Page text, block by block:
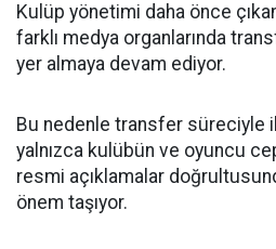
Kulüp yönetimi daha önce
farklı medya organlarında
yer almaya devam ediyor.
Bu nedenle transfer süreciyle
yalnızca kulübün ve oyuncu
resmi açıklamalar
önem taşıyor.